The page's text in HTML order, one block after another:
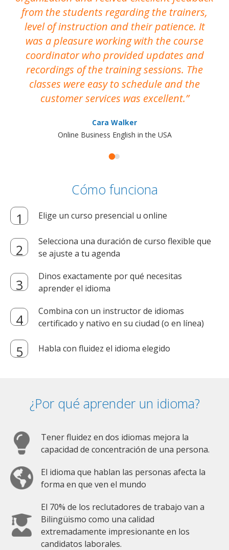
from the students regarding the trainers,
level of instruction and their patience. It
was a pleasure working with the course
coordinator who provided updates and
recordings of the training sessions. The
classes were easy to schedule and the
customer services was excellent.
Cara Walker
Online Business English in the USA
Cómo funciona
Elige un curso presencial u online
Selecciona una duración de curso flexible que
se ajuste a tu agenda
Dinos exactamente por qué necesitas
aprender el idioma
Combina con un instructor de idiomas
certificado y nativo en su ciudad (o en línea)
Habla con fluidez el idioma elegido
¿Por qué aprender un idioma?
Tener fluidez en dos idiomas mejora la
capacidad de concentración de una persona.
El idioma que hablan las personas afecta la
forma en que ven el mundo
El 70% de los reclutadores de trabajo van a
Bilingüismo como una calidad
extremadamente impresionante en los
candidatos laborales.